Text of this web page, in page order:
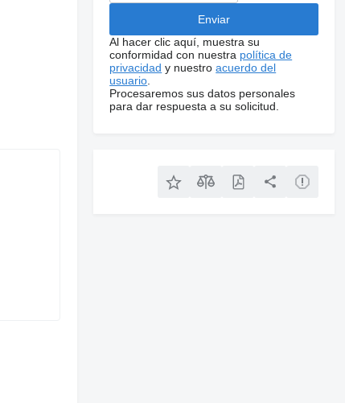
Al hacer clic aquí, muestra su
conformidad con nuestra política de
privacidad y nuestroacuerdo del
usuario
Procesaremos sus datos personales
para dar respuesta a su solicitud.